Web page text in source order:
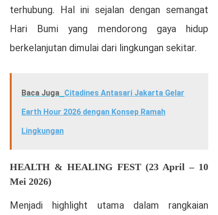
terhubung. Hal ini sejalan dengan semangat
Hari Bumi yang mendorong gaya hidup
berkelanjutan dimulai dari lingkungan sekitar.
Baca Juga Citadines Antasari Jakarta Gelar
Earth Hour 2026 dengan Konsep Ramah
Lingkungan
HEALTH & HEALING FEST (23 April – 10
Mei 2026)
Menjadi highlight utama dalam rangkaian